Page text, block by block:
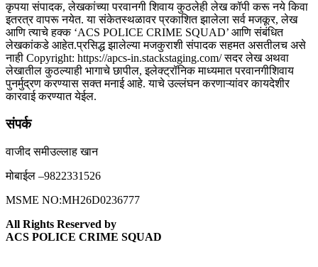
कृपया संपादक, लेखकांच्या परवानगी शिवाय कुठलेही लेख कॉपी करू नये किवा
इतरत्र वापरू नयेत. या संकेतस्थळावर प्रकाशित झालेला सर्व मजकूर, लेख
आणि त्याचे हक्क ‘ACS POLICE CRIME SQUAD’ आणि संबंधित
लेखकांकडे आहेत.प्रसिद्ध झालेल्या मजकुराशी संपादक सहमत असतीलच असे
नाही Copyright: https://apcs-in.stackstaging.com/ सदर लेख अथवा
लेखातील कुठल्याही भागाचे छापील, इलेक्ट्रॉनिक माध्यमात परवानगीशिवाय
पुनर्मुद्रण करण्यास सक्त मनाई आहे. याचे उल्लंघन करणाऱ्यांवर कायदेशीर
कारवाई करण्यात येईल.
संपर्क
वाजीद समीउल्लाह खान
मोबाईल –9822331526
MSME NO:MH26D0236777
All Rights Reserved by
ACS POLICE CRIME SQUAD